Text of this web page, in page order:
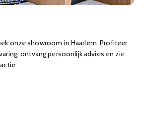
onze showroom in Haarlem. Profiteer
ontvang persoonlijk advies en zie